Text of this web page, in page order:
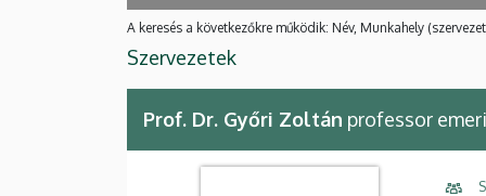
A keresés a következőkre működik: Név, Munkahely
Szervezetek
Prof. Dr. Győri Zoltán professor